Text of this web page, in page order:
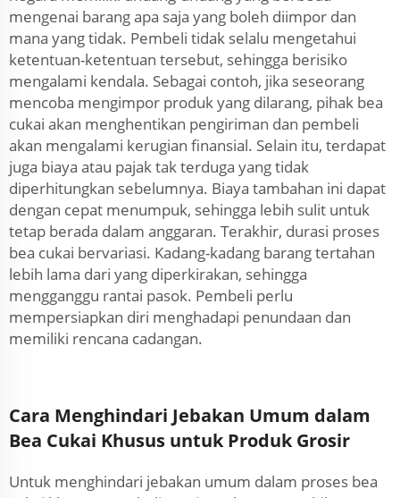
mengenai barang apa saja yang boleh diimpor dan
mana yang tidak. Pembeli tidak selalu mengetahui
ketentuan-ketentuan tersebut, sehingga berisiko
mengalami kendala. Sebagai contoh, jika seseorang
mencoba mengimpor produk yang dilarang, pihak bea
cukai akan menghentikan pengiriman dan pembeli
akan mengalami kerugian finansial. Selain itu, terdapat
juga biaya atau pajak tak terduga yang tidak
diperhitungkan sebelumnya. Biaya tambahan ini dapat
dengan cepat menumpuk, sehingga lebih sulit untuk
tetap berada dalam anggaran. Terakhir, durasi proses
bea cukai bervariasi. Kadang-kadang barang tertahan
lebih lama dari yang diperkirakan, sehingga
mengganggu rantai pasok. Pembeli perlu
mempersiapkan diri menghadapi penundaan dan
memiliki rencana cadangan.
Cara Menghindari Jebakan Umum dalam
Bea Cukai Khusus untuk Produk Grosir
Untuk menghindari jebakan umum dalam proses bea